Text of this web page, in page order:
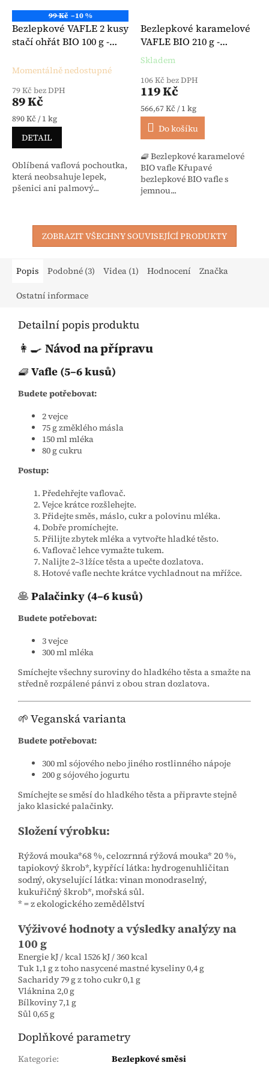
99 Kč –10 %
Bezlepkové VAFLE 2 kusy
stačí ohřát BIO 100 g -
Momentálně nedostupné
79 Kč bez DPH
89 Kč
Měrná cena:
890 Kč / 1 kg
DETAIL
Oblíbená vaflová pochoutka,
která neobsahuje lepek,
pšenici ani palmový...
Bezlepkové karamelové
VAFLE BIO 210 g -
Hammermühle
Průměrné hodnocení produktu
Skladem
106 Kč bez DPH
119 Kč
Měrná cena:
566,67 Kč / 1 kg
Do košíku
🧇 Bezlepkové karamelové
BIO vafle Křupavé
bezlepkové BIO vafle s
jemnou...
ZOBRAZIT VŠECHNY SOUVISEJÍCÍ PRODUKTY
Popis Podobné (3) Videa (1) Hodnocení Značka
Ostatní informace
Detailní popis produktu
👩‍🍳 Návod na přípravu
🧇 Vafle (5–6 kusů)
Budete potřebovat:
2 vejce
75 g změklého másla
150 ml mléka
80 g cukru
Postup:
Předehřejte vaflovač.
Vejce krátce rozšlehejte.
Přidejte směs, máslo, cukr a polovinu mléka.
Dobře promíchejte.
Přilijte zbytek mléka a vytvořte hladké těsto.
Vaflovač lehce vymažte tukem.
Nalijte 2–3 lžíce těsta a upečte dozlatova.
Hotové vafle nechte krátce vychladnout na mřížce.
🥞 Palačinky (4–6 kusů)
Budete potřebovat:
3 vejce
300 ml mléka
Smíchejte všechny suroviny do hladkého těsta a smažte na
středně rozpálené pánvi z obou stran dozlatova.
🌱 Veganská varianta
Budete potřebovat:
300 ml sójového nebo jiného rostlinného nápoje
200 g sójového jogurtu
Smíchejte se směsí do hladkého těsta a připravte stejně
jako klasické palačinky.
Složení výrobku:
Rýžová mouka*68 %, celozrnná rýžová mouka* 20 %,
tapiokový škrob*, kypřící látka: hydrogenuhličitan
sodný, okyselující látka: vinan monodraselný,
kukuřičný škrob*, mořská sůl.
* = z ekologického zemědělství
Výživové hodnoty a výsledky analýzy na
100 g
Energie kJ / kcal 1526 kJ / 360 kcal
Tuk 1,1 g z toho nasycené mastné kyseliny 0,4 g
Sacharidy 79 g z toho cukr 0,1 g
Vláknina 2,0 g
Bílkoviny 7,1 g
Sůl 0,65 g
Doplňkové parametry
Kategorie:
Bezlepkové směsi